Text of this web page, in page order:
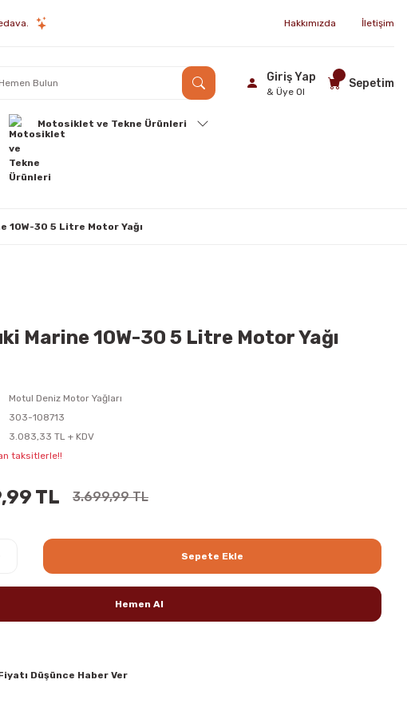
Hakkımızda İletişim
Giriş Yap
& Üye Ol
Sepetim
Motosiklet ve Tekne Ürünleri
10W-30 5 Litre Motor Yağı
Marine 10W-30 5 Litre Motor Yağı
Motul Deniz Motor Yağları
303-108713
3.083,33 TL + KDV
taksitlerle!!
TL 3.699,99 TL
Sepete Ekle
Hemen Al
Düşünce Haber Ver